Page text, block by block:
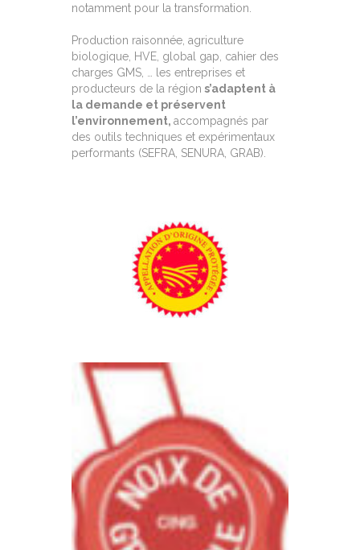
notamment pour la transformation.
Production raisonnée, agriculture
biologique, HVE, global gap, cahier des
charges GMS, … les entreprises et
producteurs de la région s’adaptent à
la demande et préservent
l’environnement, accompagnés par
des outils techniques et expérimentaux
performants (SEFRA, SENURA, GRAB).